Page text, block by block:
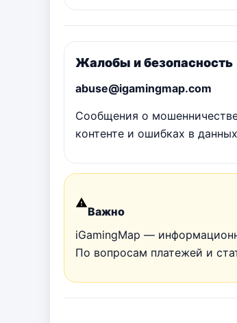
Жалобы и безопасность
abuse@igamingmap.com
Сообщения о
контенте и ошибках в
Важно
iGamingMap —
По вопросам платежей и